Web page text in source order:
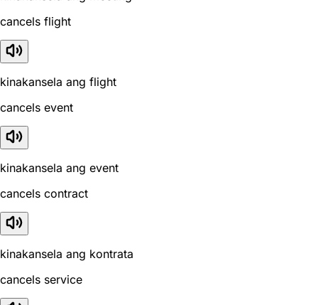
cancels flight
kinakansela ang flight
cancels event
kinakansela ang event
cancels contract
kinakansela ang kontrata
cancels service